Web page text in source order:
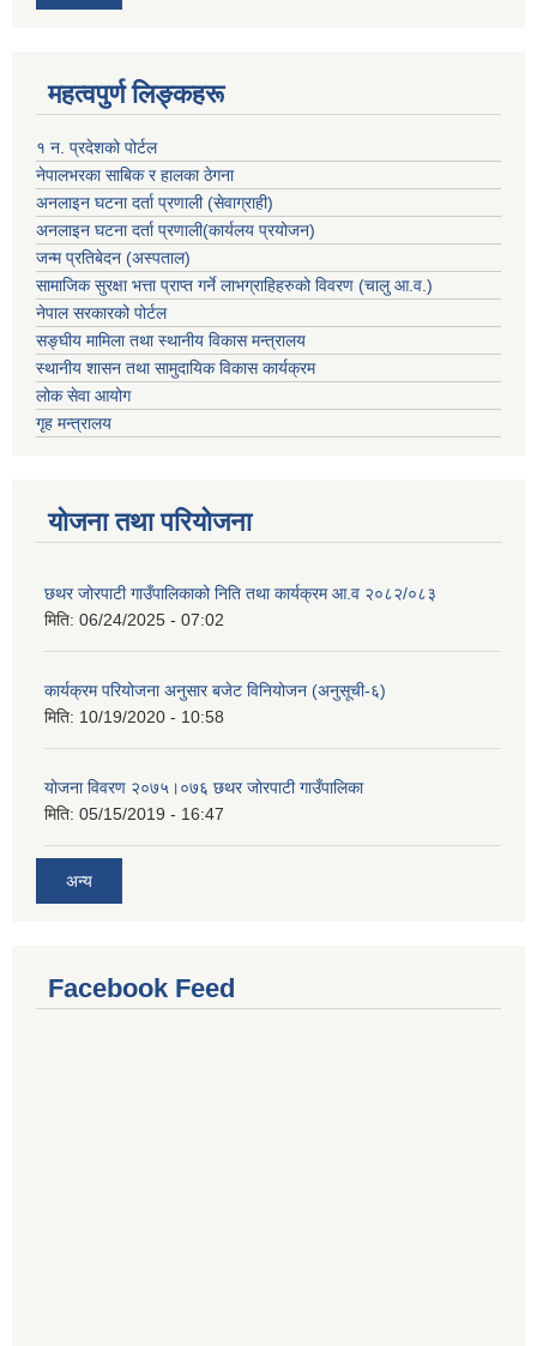
महत्वपुर्ण लिङ्कहरू
१ न. प्रदेशको पोर्टल
नेपालभरका साबिक र हालका ठेगना
अनलाइन घटना दर्ता प्रणाली (सेवाग्राही)
अनलाइन घटना दर्ता प्रणाली(कार्यलय प्रयोजन)
जन्म प्रतिबेदन (अस्पताल)
सामाजिक सुरक्षा भत्ता प्राप्त गर्ने लाभग्राहिहरुको विवरण (चालु आ.व.)
नेपाल सरकारको पोर्टल
सङ्घीय मामिला तथा स्थानीय विकास मन्त्रालय
स्थानीय शासन तथा सामुदायिक विकास कार्यक्रम
लोक सेवा आयोग
गृह मन्त्रालय
योजना तथा परियोजना
छथर जोरपाटी गाउँपालिकाको निति तथा कार्यक्रम आ.व २०८२/०८३
मिति: 06/24/2025 - 07:02
कार्यक्रम परियोजना अनुसार बजेट विनियोजन (अनुसूची-६)
मिति: 10/19/2020 - 10:58
योजना विवरण २०७५।०७६ छथर जोरपाटी गाउँपालिका
मिति: 05/15/2019 - 16:47
अन्य
Facebook Feed